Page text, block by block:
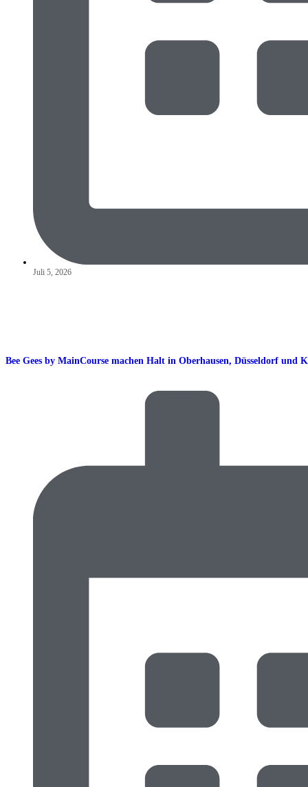
Juli 5, 2026
Bee Gees by MainCourse machen Halt in Oberhausen, Düsseldorf und